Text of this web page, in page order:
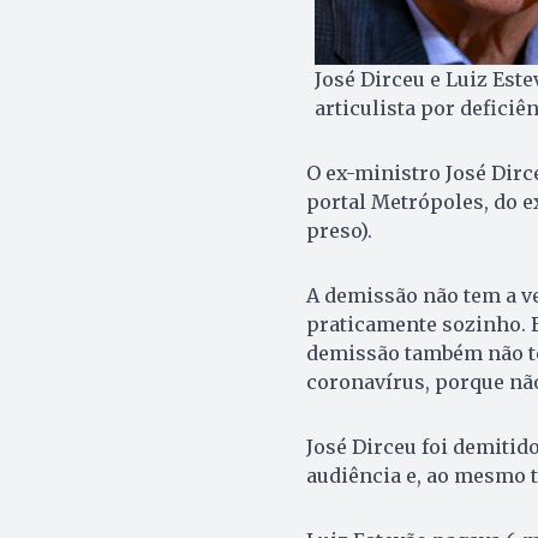
José Dirceu e Luiz
articulista por
O ex-ministro José
portal Metrópoles, do
preso).
A demissão não tem a
praticamente sozinho.
demissão também não
coronavírus, porque
José Dirceu foi
audiência e, ao mesmo